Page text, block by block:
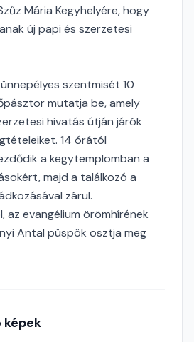
Mária Kegyhelyére, hogy
új papi és szerzetesi
szentmisét 10
mutatja be, amely
hivatás útján járók
14 órától
a kegytemplomban a
majd a találkozó a
zárul.
az evangélium örömhírének
Antal püspök osztja meg
képek